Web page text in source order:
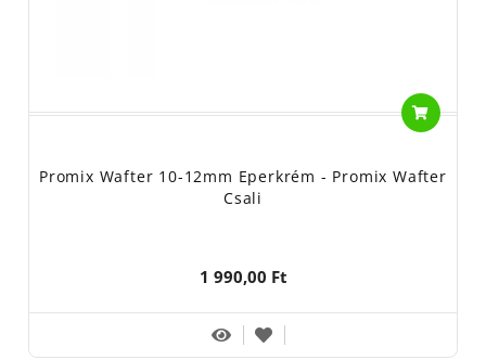
Promix Wafter 10-12mm Eperkrém - Promix Wafter
Csali
1 990,00 Ft